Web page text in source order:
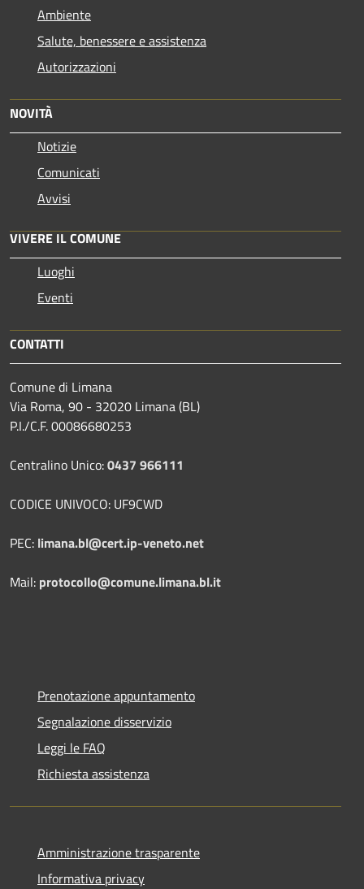
Ambiente
Salute, benessere e assistenza
Autorizzazioni
NOVITÀ
Notizie
Comunicati
Avvisi
VIVERE IL COMUNE
Luoghi
Eventi
CONTATTI
Comune di Limana
Via Roma, 90 - 32020 Limana (BL)
P.I./C.F. 00086680253
Centralino Unico:0437 966111
CODICE UNIVOCO: UF9CWD
PEC: limana.bl@cert.ip-veneto.net
Mail: protocollo@comune.limana.bl.it
Prenotazione appuntamento
Segnalazione disservizio
Leggi le FAQ
Richiesta assistenza
Amministrazione trasparente
Informativa privacy